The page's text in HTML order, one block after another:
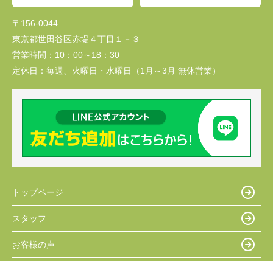
〒156-0044
東京都世田谷区赤堤４丁目１－３
営業時間： 10：00～18：30
定休日： 毎週、火曜日・水曜日（1月～3月 無休営業）
トップページ
スタッフ
お客様の声